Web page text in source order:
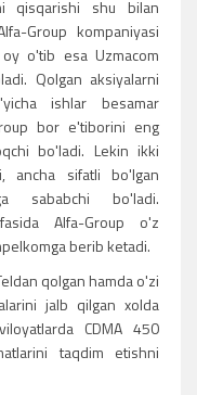
qisqarishi shu bilan
Group kompaniyasi
o'tib esa Uzmacom
Qolgan aksiyalarni
ishlar besamar
bor e'tiborini eng
bo'ladi. Lekin ikki
ancha sifatli bo'lgan
sababchi bo'ladi.
Alfa-Group o'z
berib ketadi.
qolgan hamda o'zi
jalb qilgan xolda
CDMA 450
taqdim etishni